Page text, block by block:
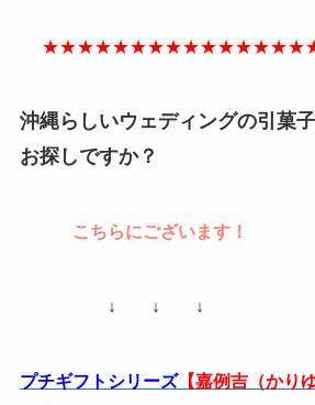
沖縄らしいウェディングの引菓
お探しですか？
こちらにございます！
↓ ↓ ↓
プチギフトシリーズ【嘉例吉（かり